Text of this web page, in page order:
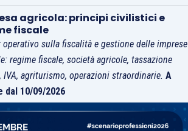
agricola: principi civilistici e
fiscale
operativo sulla fiscalità e gestione delle imprese
regime fiscale, società agricole, tassazione
IVA, agriturismo, operazioni straordinarie.A
dal 10/09/2026